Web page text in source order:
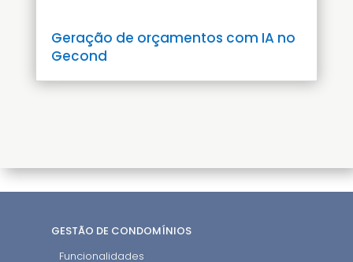
Geração de orçamentos com IA no
Gecond
GESTÃO DE CONDOMÍNIOS
Funcionalidades